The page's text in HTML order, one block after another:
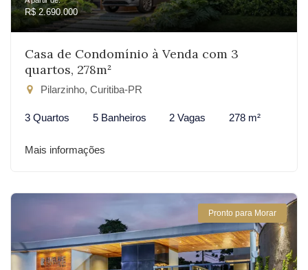
R$ 2.690.000
Casa de Condomínio à Venda com 3
quartos, 278m²
Pilarzinho, Curitiba-PR
3 Quartos 5 Banheiros 2 Vagas 278 m²
Mais informações
Pronto para Morar